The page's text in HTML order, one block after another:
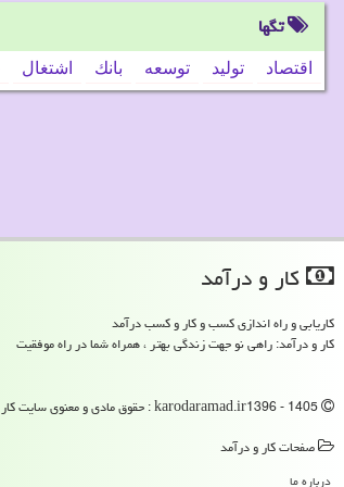
تگها
اقتصاد تولید توسعه بانك اشتغال
كار و درآمد
کاریابی و راه اندازی کسب و کار و کسب درآمد
کار و درآمد: راهی نو جهت زندگی بهتر ، همراه شما در راه موفقیت
صفحات كار و درآمد
درباره ما